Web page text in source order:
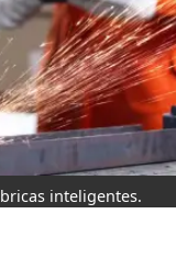
inteligentes.